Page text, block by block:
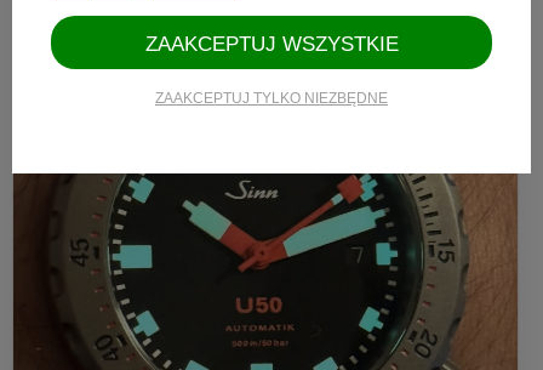
ZAAKCEPTUJ TYLKO NIEZBĘDNE
ZAAKCEPTUJ WSZYSTKIE